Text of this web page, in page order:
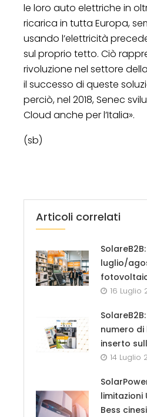
le loro auto elettriche in
ricarica in tutta Europa,
usando l’elettricità
sul proprio tetto. Ciò
rivoluzione nel settore
il successo di queste
perciò, nel 2018, Senec
Cloud anche per l’Italia».
(sb)
Articoli correlati
luglio/
16 Luglio
numero
inserto
14 Luglio
limitazioni
Bess